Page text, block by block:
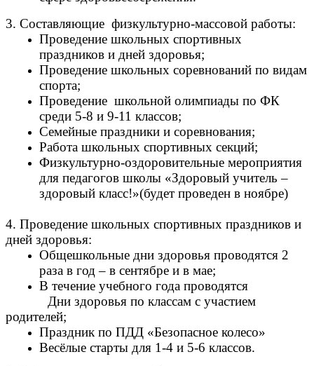
3. Составляющие физкультурно-массовой работы:
Проведение школьных спортивных
праздников и дней здоровья;
Проведение школьных соревнований по видам
спорта;
Проведение школьной олимпиады по ФК
среди 5-8 и 9-11 классов;
Семейные праздники и соревнования;
Работа школьных спортивных секций;
Физкультурно-оздоровительные мероприятия
для педагогов школы «Здоровый учитель –
здоровый класс!»(будет проведен в ноябре)
4. Проведение школьных спортивных праздников и
дней здоровья:
Общешкольные дни здоровья проводятся 2
раза в год – в сентябре и в мае;
В течение учебного года проводятся
Дни здоровья по классам с участием
родителей;
Праздник по ПДД «Безопасное колесо»
Весёлые старты для 1-4 и 5-6 классов.